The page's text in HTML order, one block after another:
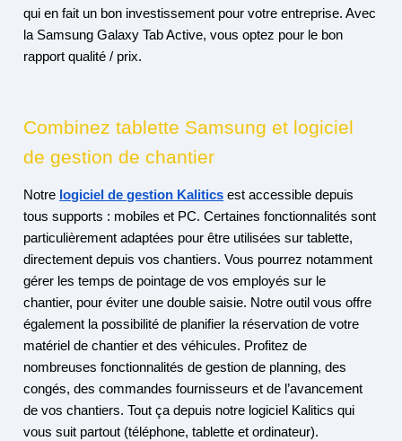
qui en fait un bon investissement pour votre entreprise. Avec
la Samsung Galaxy Tab Active, vous optez pour le bon
rapport qualité / prix.
Combinez tablette Samsung et logiciel
de gestion de chantier
Notre logiciel de gestion Kalitics est accessible depuis
tous supports : mobiles et PC. Certaines fonctionnalités sont
particulièrement adaptées pour être utilisées sur tablette,
directement depuis vos chantiers. Vous pourrez notamment
gérer les temps de pointage de vos employés sur le
chantier, pour éviter une double saisie. Notre outil vous offre
également la possibilité de planifier la réservation de votre
matériel de chantier et des véhicules. Profitez de
nombreuses fonctionnalités de gestion de planning, des
congés, des commandes fournisseurs et de l’avancement
de vos chantiers. Tout ça depuis notre logiciel Kalitics qui
vous suit partout (téléphone, tablette et ordinateur).